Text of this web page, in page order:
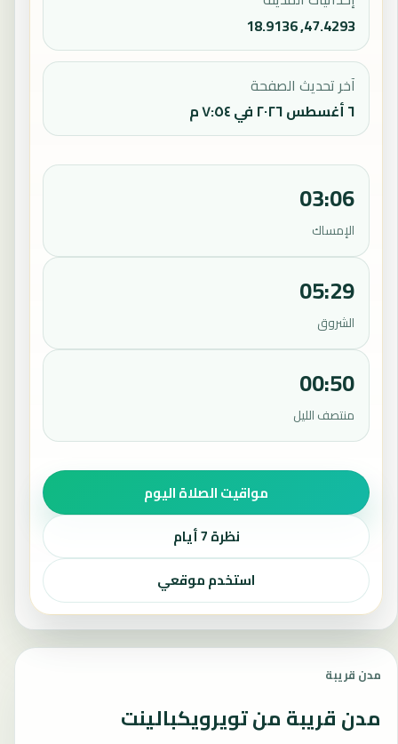
47.4293, 18.9136
آخر تحديث الصفحة
٦ أغسطس ٢٠٢٦ في ٧:٥٤ م
03:06
الإمساك
05:29
الشروق
00:50
منتصف الليل
مواقيت الصلاة اليوم
نظرة 7 أيام
استخدم موقعي
مدن قريبة
مدن قريبة من تويرويكبالينت